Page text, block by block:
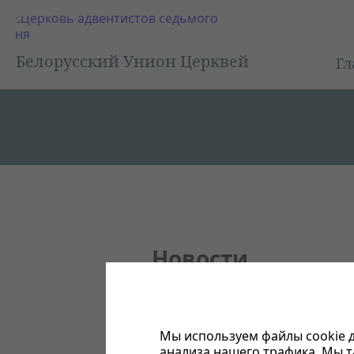
Белорусский Унион Церквей
Новости
Мы используем файлы cookie